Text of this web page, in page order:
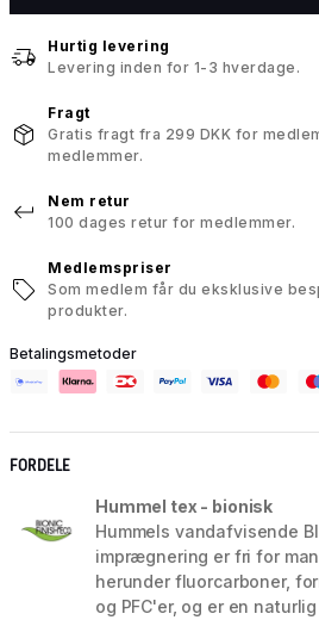
Hurtig levering
Levering inden for 1-3 hverdage.
Fragt
Gratis fragt fra 299 DKK for
medlemmer.
Nem retur
100 dages retur for medlemmer.
Medlemspriser
Som medlem får du eksklusive
produkter.
Betalingsmetoder
FORDELE
Hummel tex - bionisk
Hummels vandafvisende
imprægnering er fri for
herunder fluorcarboner,
og PFC'er, og er en